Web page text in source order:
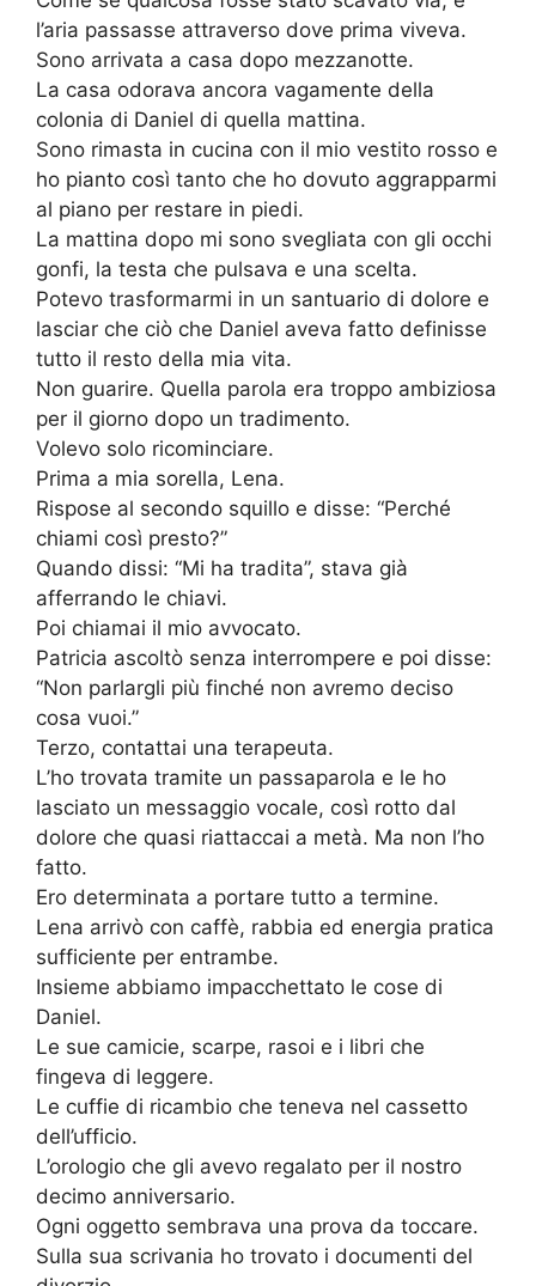
l’aria passasse attraverso dove prima viveva.
Sono arrivata a casa dopo mezzanotte.
La casa odorava ancora vagamente della
colonia di Daniel di quella mattina.
Sono rimasta in cucina con il mio vestito rosso e
ho pianto così tanto che ho dovuto aggrapparmi
al piano per restare in piedi.
La mattina dopo mi sono svegliata con gli occhi
gonfi, la testa che pulsava e una scelta.
Potevo trasformarmi in un santuario di dolore e
lasciar che ciò che Daniel aveva fatto definisse
tutto il resto della mia vita.
Non guarire. Quella parola era troppo ambiziosa
per il giorno dopo un tradimento.
Volevo solo ricominciare.
Prima a mia sorella, Lena.
Rispose al secondo squillo e disse: “Perché
chiami così presto?”
Quando dissi: “Mi ha tradita”, stava già
afferrando le chiavi.
Poi chiamai il mio avvocato.
Patricia ascoltò senza interrompere e poi disse:
“Non parlargli più finché non avremo deciso
cosa vuoi.”
Terzo, contattai una terapeuta.
L’ho trovata tramite un passaparola e le ho
lasciato un messaggio vocale, così rotto dal
dolore che quasi riattaccai a metà. Ma non l’ho
fatto.
Ero determinata a portare tutto a termine.
Lena arrivò con caffè, rabbia ed energia pratica
sufficiente per entrambe.
Insieme abbiamo impacchettato le cose di
Daniel.
Le sue camicie, scarpe, rasoi e i libri che
fingeva di leggere.
Le cuffie di ricambio che teneva nel cassetto
dell’ufficio.
L’orologio che gli avevo regalato per il nostro
decimo anniversario.
Ogni oggetto sembrava una prova da toccare.
Sulla sua scrivania ho trovato i documenti del